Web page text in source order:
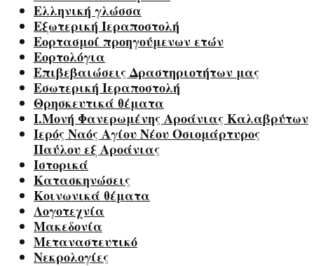
Ελληνική γλώσσα
Εξωτερική Ιεραποστολή
Εορτασμοί προηγούμενων ετών
Εορτολόγια
Επιβεβαιώσεις Δραστηριοτήτων μας
Εσωτερική Ιεραποστολή
Θρησκευτικά θέματα
Ι.Μονή Φανερωμένης Αροάνιας Καλαβρύτων
Ιερός Ναός Αγίου Νέου Οσιομάρτυρος
Παύλου εξ Αροάνιας
Ιστορικά
Κατασκηνώσεις
Κοινωνικά θέματα
Λογοτεχνία
Μακεδονία
Μεταναστευτικό
Νεκρολογίες